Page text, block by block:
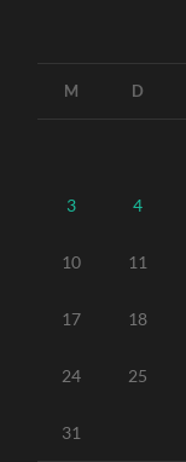
M D
3 4
10 11
17 18
24 25
31